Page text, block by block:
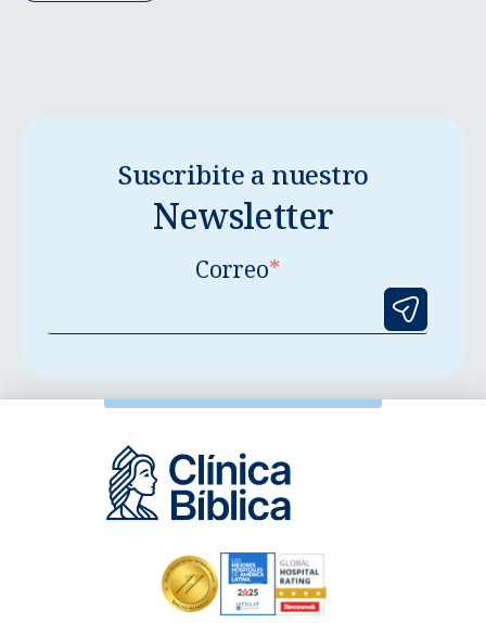
Suscribite a nuestro
Newsletter
Correo*